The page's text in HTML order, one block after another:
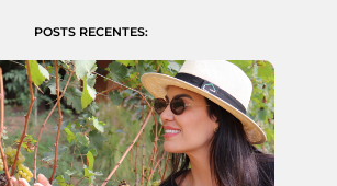
POSTS RECENTES: